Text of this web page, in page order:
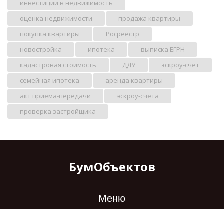
инвестиции в недвижимость
оценка недвижимости
продажа квартиры
покупка квартиры
Росреестр
новостройка
ипотека
выписка ЕГРН
кадастровая стоимость
ДДУ
эскроу-счет
семейная ипотека
аренда квартиры
акт приема-передачи
эскроу-счета
проверка застройщика
БумОбъектов
Меню